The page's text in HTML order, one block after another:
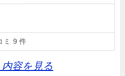
ミ 9 件
容を見る